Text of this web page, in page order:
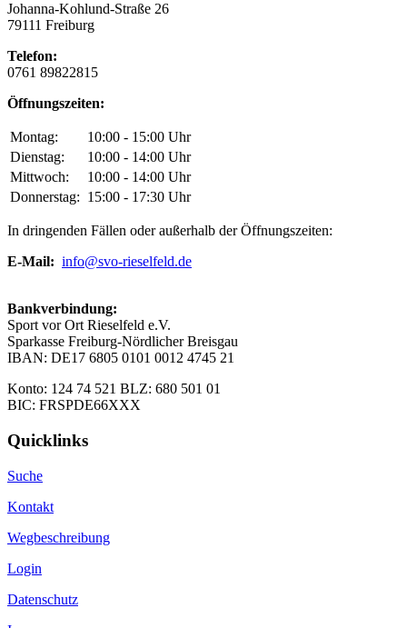
Johanna-Kohlund-Straße 26
79111 Freiburg
Telefon:
0761 89822815
Öffnungszeiten:
Montag:
10:00 - 15:00 Uhr
Dienstag:
10:00 - 14:00 Uhr
Mittwoch:
10:00 - 14:00 Uhr
Donnerstag: 15:00 - 17:30 Uhr
In dringenden Fällen oder außerhalb der Öffnungszeiten:
E-Mail: info@svo-rieselfeld.de
Bankverbindung:
Sport vor Ort Rieselfeld e.V.
Sparkasse Freiburg-Nördlicher Breisgau
IBAN: DE17 6805 0101 0012 4745 21
Konto: 124 74 521 BLZ: 680 501 01
BIC: FRSPDE66XXX
Quicklinks
Suche
Kontakt
Wegbeschreibung
Login
Datenschutz